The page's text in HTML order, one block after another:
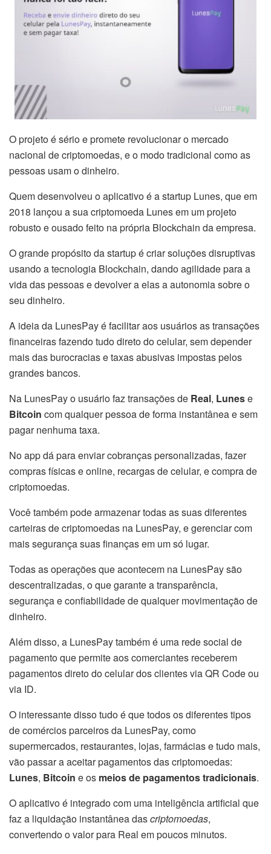
O projeto é sério e promete revolucionar o mercado
nacional de criptomoedas, e o modo tradicional como as
pessoas usam o dinheiro.
Quem desenvolveu o aplicativo é a startup Lunes, que em
2018 lançou a sua criptomoeda Lunes em um projeto
robusto e ousado feito na própria Blockchain da empresa.
O grande propósito da startup é criar soluções disruptivas
usando a tecnologia Blockchain, dando agilidade para a
vida das pessoas e devolver a elas a autonomia sobre o
seu dinheiro.
A ideia da LunesPay é facilitar aos usuários as transações
financeiras fazendo tudo direto do celular, sem depender
mais das burocracias e taxas abusivas impostas pelos
grandes bancos.
Na LunesPay o usuário faz transações de Real, Lunese
Bitcoin com qualquer pessoa de forma instantânea e sem
pagar nenhuma taxa.
No app dá para enviar cobranças personalizadas, fazer
compras físicas e online, recargas de celular, e compra de
criptomoedas.
Você também pode armazenar todas as suas diferentes
carteiras de criptomoedas na LunesPay, e gerenciar com
mais segurança suas finanças em um só lugar.
Todas as operações que acontecem na LunesPay são
descentralizadas, o que garante a transparência,
segurança e confiabilidade de qualquer movimentação de
dinheiro.
Além disso, a LunesPay também é uma rede social de
pagamento que permite aos comerciantes receberem
pagamentos direto do celular dos clientes via QR Code ou
via ID.
O interessante disso tudo é que todos os diferentes tipos
de comércios parceiros da LunesPay, como
supermercados, restaurantes, lojas, farmácias e tudo mais,
vão passar a aceitar pagamentos das criptomoedas:
Lunes, Bitcoin e os meios de pagamentos tradicionais.
O aplicativo é integrado com uma inteligência artificial que
faz a liquidação instantânea dascriptomoedas,
convertendo o valor para Real em poucos minutos.